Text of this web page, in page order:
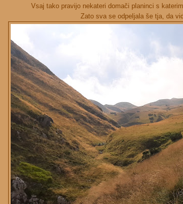
Vsaj tako pravijo nekateri domači planinci s
Zato sva se odpeljala še tja, da